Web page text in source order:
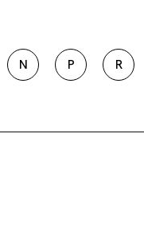
N P R